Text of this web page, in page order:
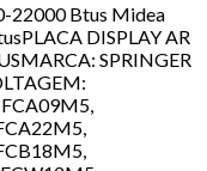
22000 Btus Midea
DISPLAY AR
SPRINGER